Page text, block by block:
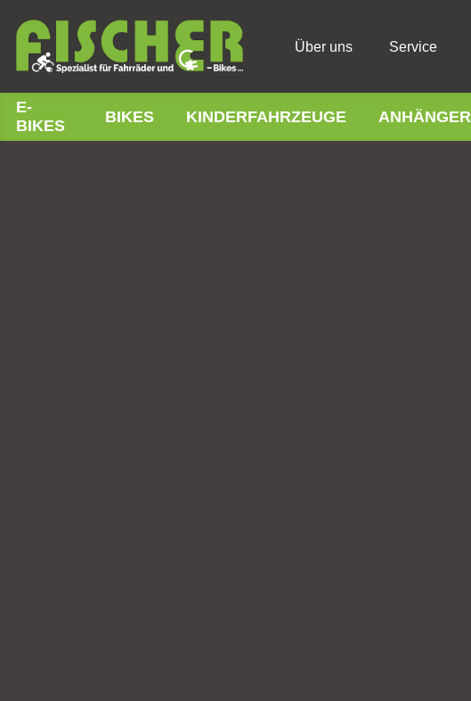
Über uns Service
E-
BIKES
BIKES KINDERFAHRZEUGE ANHÄNGER